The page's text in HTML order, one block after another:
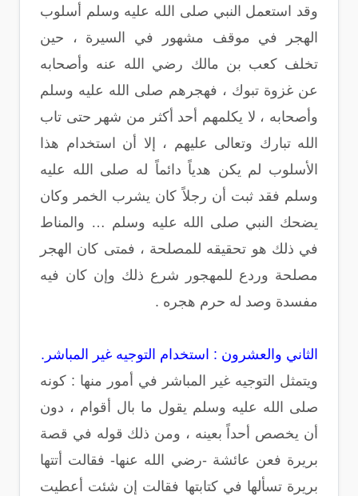
وقد استعمل النبي صلى الله عليه وسلم أسلوب
الهجر في موقف مشهور في السيرة ، حين
تخلف كعب بن مالك رضي الله عنه وأصحابه
عن غزوة تبوك ، فهجرهم صلى الله عليه وسلم
وأصحابه ، لا يكلمهم أحد أكثر من شهر حتى تاب
الله تبارك وتعالى عليهم ، إلا أن استخدام هذا
الأسلوب لم يكن هدياً دائماً له صلى الله عليه
وسلم فقد ثبت أن رجلاً كان يشرب الخمر وكان
يضحك النبي صلى الله عليه وسلم … والمناط
في ذلك هو تحقيقه للمصلحة ، فمتى كان الهجر
مصلحة وردع للمهجور شرع ذلك وإن كان فيه
مفسدة وصد له حرم هجره .
الثاني والعشرون : استخدام التوجيه غير المباشر.
ويتمثل التوجيه غير المباشر في أمور منها : كونه
صلى الله عليه وسلم يقول ما بال أقوام ، دون
أن يخصص أحداً بعينه ، ومن ذلك قوله في قصة
بريرة فعن عائشة -رضي الله عنها- فقالت أتتها
بريرة تسألها في كتابتها فقالت إن شئت أعطيت